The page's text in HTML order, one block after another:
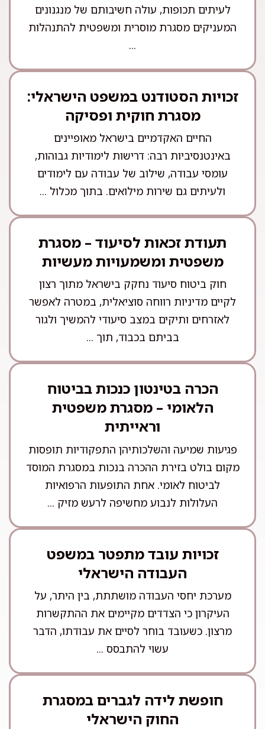
לעיתים תכופות, עולה חשיבותם של מנגנונים
המעניקים מסגרת מוסרית ומשפטית להתנהלות
...
זכויות הסטודנט במשפט הישראלי:
מסגרת חוקית ופסיקה
החיים האקדמיים בישראל מאופיינים
באינטנסיביות רבה: דרישות לימודיות גבוהות,
עומסי עבודה, שילוב של עבודה עם לימודים
ולעיתים גם שירות מילואים. בתוך מכלול ...
תעודת זכאות לסיעוד – מסגרת
משפטית ומשמעויות מעשיות
חוק ביטוח סיעוד נחקק בישראל מתוך רצון
לקיים מדיניות רווחה סוציאלית, במטרה לאפשר
לאזרחים ותיקים במצב סיעודי להמשיך ולגור
בביתם בכבוד, תוך ...
הכרה בטינטון כנכות בביטוח
הלאומי – מסגרת משפטית
וראייתית
פגיעות שמיעה והשלכותיהן התפקודיות תופסות
מקום בולט בזירת ההכרה בנכות במסגרת המוסד
לביטוח לאומי. אחת התופעות הרפואיות
העלולות לנבוע מחשיפה לרעש מזיק ...
זכויות עובד מתפטר במשפט
העבודה הישראלי
מערכת יחסי העבודה מושתתת, בין היתר, על
העיקרון כי הצדדים מקיימים את ההתקשרות
מרצון. כשעובד בוחר לסיים את עבודתו, הדבר
עשוי להתבסס ...
חופשת לידה לגברים במסגרת
החוק הישראלי